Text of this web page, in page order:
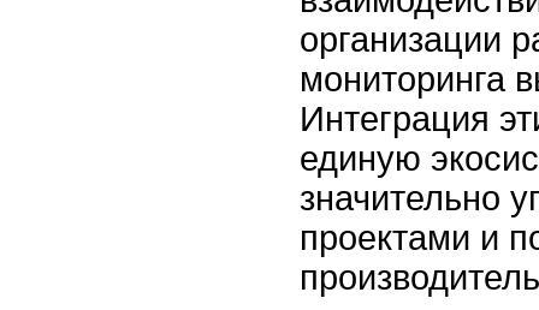
организации
мониторинга
Интеграция
единую
значительно
проектами и